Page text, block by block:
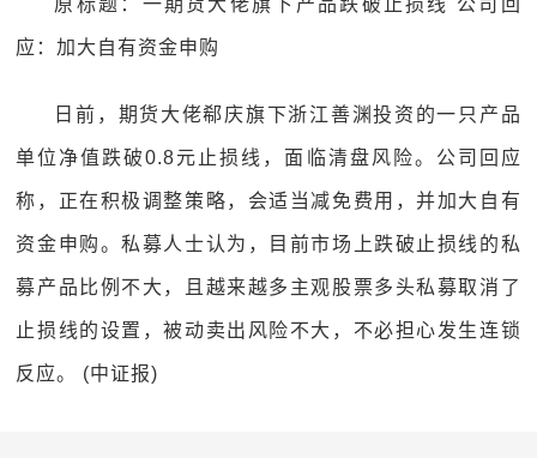
原标题：一期货大佬旗下产品跌破止损线 公司回
应：加大自有资金申购
日前，期货大佬郗庆旗下浙江善渊投资的一只产品
单位净值跌破0.8元止损线，面临清盘风险。公司回应
称，正在积极调整策略，会适当减免费用，并加大自有
资金申购。私募人士认为，目前市场上跌破止损线的私
募产品比例不大，且越来越多主观股票多头私募取消了
止损线的设置，被动卖出风险不大，不必担心发生连锁
反应。 (中证报)